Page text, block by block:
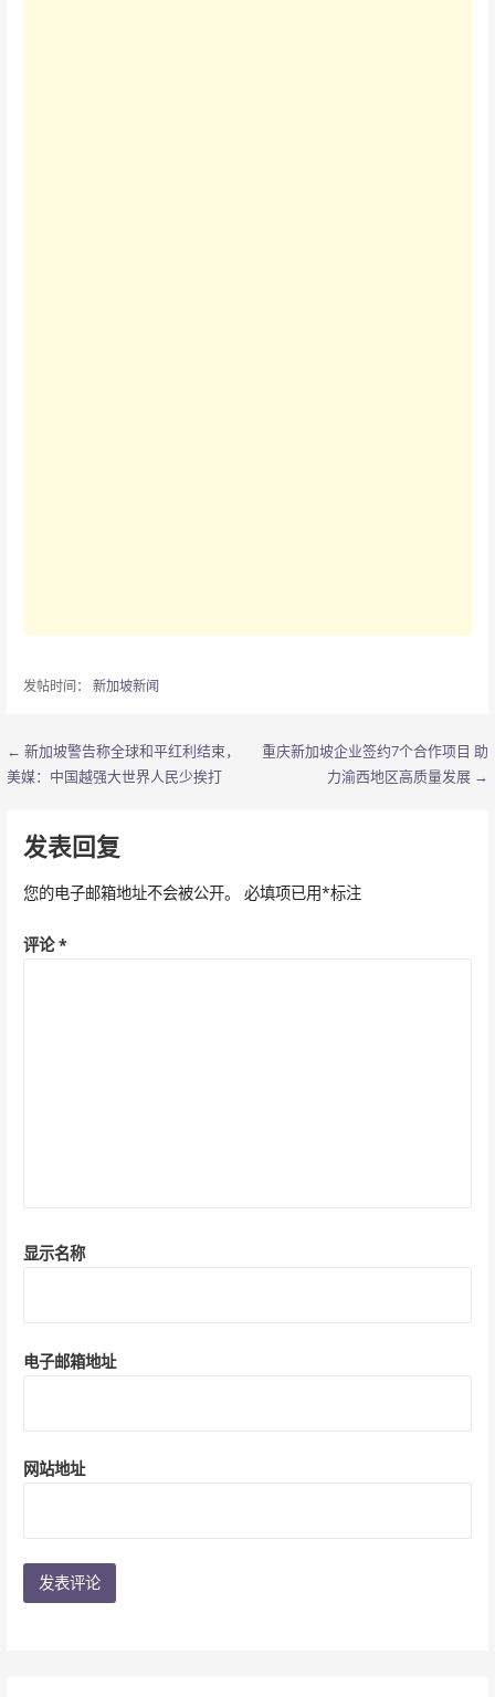
发帖时间： 新加坡新闻
文
导
航
← 新加坡警告称全球和平红利结束，
美媒：中国越强大世界人民少挨打
重庆新加坡企业签约7个合作项目 助
力渝西地区高质量发展 →
发表回复
您的电子邮箱地址不会被公开。 必填项已用*标注
评论*
显示名称
电子邮箱地址
网站地址